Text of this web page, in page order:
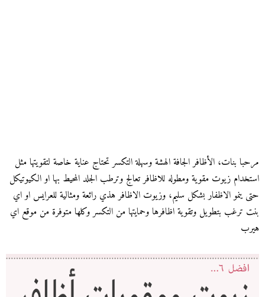
مرحبا بنات، الأظافر الجافة الهشة وسهلة التكسر تحتاج عناية خاصة لتقويتها مثل
استخدام زيوت مقوية ومطوله للاظافر تعالج وترطب الجلد المحيط بها او الكيوتيكل
حتى ينمو الاظفار بشكل سليم، وزيوت الاظافر هذي رائعة ومثالية للعرايس او اي
بنت ترغب بتطويل وتقوية اظافرها وحمايتها من التكسر وكلها متوفرة من موقع اي
هيرب